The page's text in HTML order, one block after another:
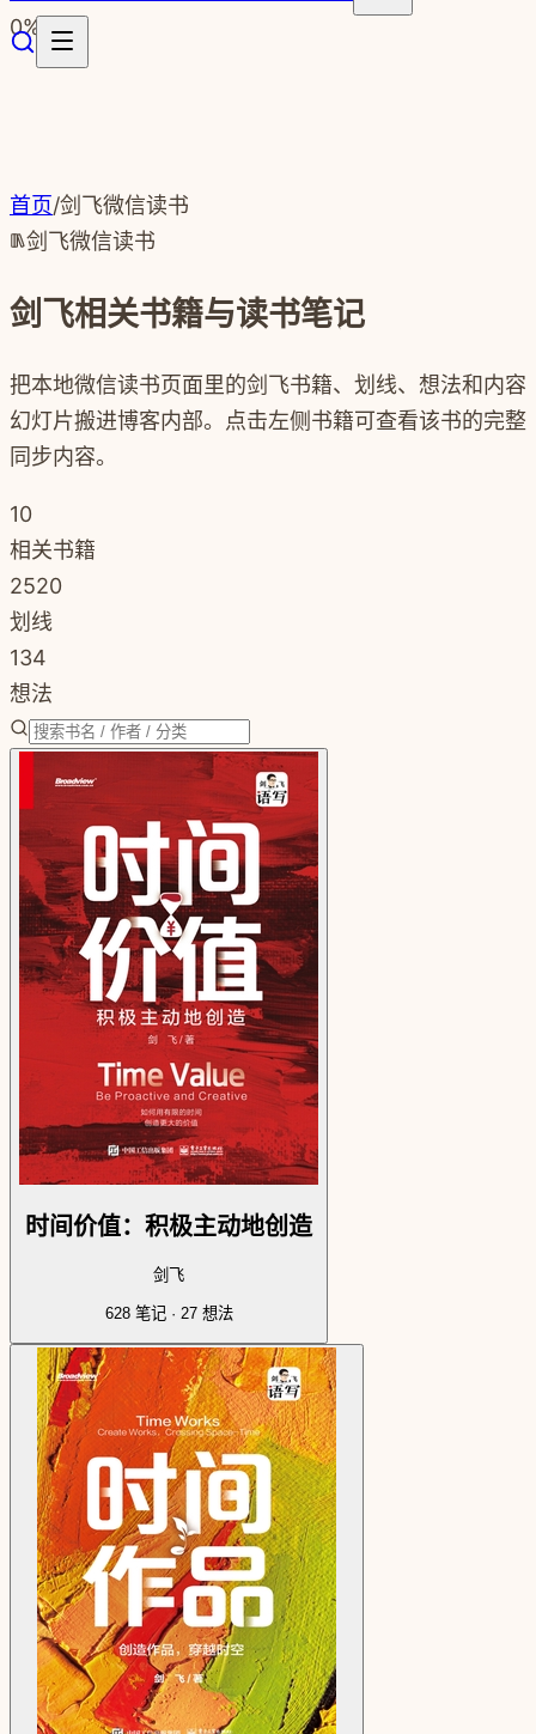
跳转到主要内容
0%
首页/剑飞微信读书
剑飞微信读书
剑飞相关书籍与读书笔记
把本地微信读书页面里的剑飞书籍、划线、想法和内容
幻灯片搬进博客内部。点击左侧书籍可查看该书的完整
同步内容。
10
相关书籍
2520
划线
134
想法
时间价值：积极主动地创造
剑飞
628笔记 · 27想法